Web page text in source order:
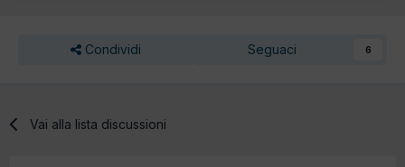
Condividi Seguaci 6
Vai alla lista discussioni